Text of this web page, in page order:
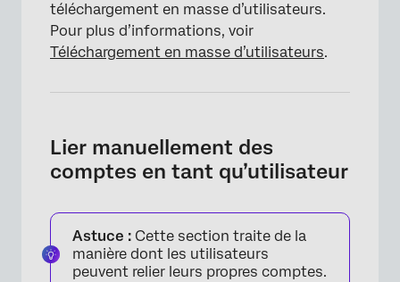
téléchargement en masse d’utilisateurs.
Pour plus d’informations, voir
Téléchargement en masse d’utilisateurs.
Lier manuellement des
comptes en tant qu’utilisateur
Astuce : Cette section traite de la
manière dont les utilisateurs
peuvent relier leurs propres comptes.